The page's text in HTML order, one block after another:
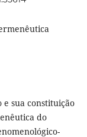
sua constituição
do